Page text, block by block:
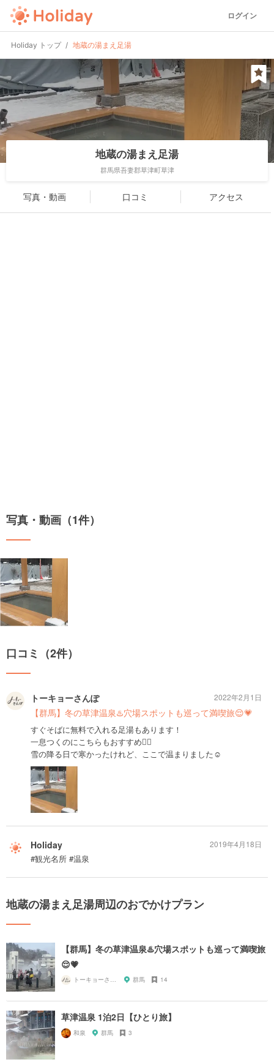
ログイン
Holiday トップ 地蔵の湯まえ足湯
地蔵の湯まえ足湯
群馬県吾妻郡草津町草津
写真・動画 口コミ アクセス
写真・動画（1件）
口コミ（2件）
トーキョーさんぽ
【群馬】冬の草津温泉♨️穴場スポットも巡って満喫旅😌💗
すぐそばに無料で入れる足湯もあります！
一息つくのにこちらもおすすめ💁‍♀️
雪の降る日で寒かったけれど、ここで温まりました☺️
2022年2月1日
Holiday
#観光名所 #温泉
2019年4月18日
地蔵の湯まえ足湯周辺のおでかけプラン
【群馬】冬の草津温泉♨️穴場スポットも巡って満喫旅
😌💗
トーキョーさんぽ 群馬 14
草津温泉 1泊2日【ひとり旅】
和泉 群馬 3